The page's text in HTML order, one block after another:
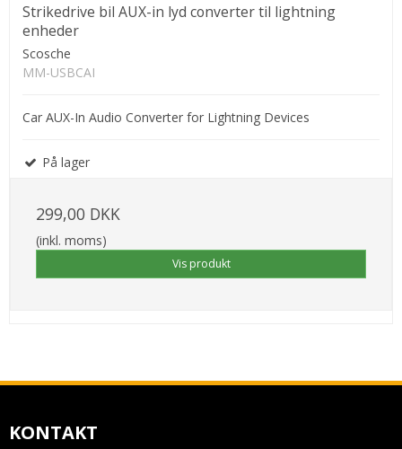
Strikedrive bil AUX-in lyd converter til lightning
enheder
Scosche
MM-USBCAI
Car AUX-In Audio Converter for Lightning Devices
På lager
299,00 DKK
(inkl. moms)
Vis produkt
KONTAKT